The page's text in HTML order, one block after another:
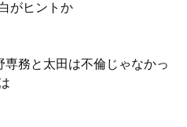
がヒントか
専務と太田は不倫じゃなかっ